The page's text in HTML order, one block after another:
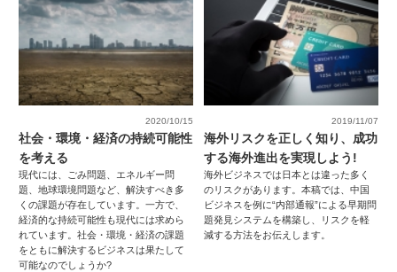
2020/10/15
社会・環境・経済の持続可能性
を考える
現代には、ごみ問題、エネルギー問
題、地球環境問題など、解決すべき多
くの課題が存在しています。一方で、
経済的な持続可能性も現代には求めら
れています。社会・環境・経済の課題
をともに解決するビジネスは果たして
可能なのでしょうか?
2019/11/07
海外リスクを正しく知り、成功
する海外進出を実現しよう!
海外ビジネスでは日本とは違った多く
のリスクがあります。本稿では、中国
ビジネスを例に“内部通報”による早期問
題発見システムを構築し、リスクを軽
減する方法をお伝えします。